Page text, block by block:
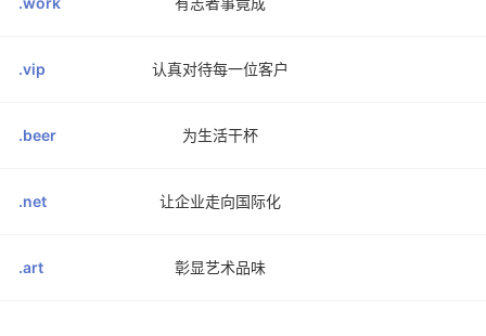
.vip 认真对待每一位客户
.beer 为生活干杯
.net 让企业走向国际化
.art 彰显艺术品味